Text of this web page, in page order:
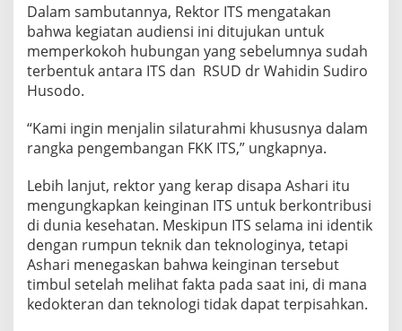
A
N
D
A
N
S
E
H
T
A
N
Dalam sambutannya, Rektor ITS mengatakan
bahwa kegiatan audiensi ini ditujukan untuk
memperkokoh hubungan yang sebelumnya sudah
terbentuk antara ITS dan RSUD dr Wahidin Sudiro
Husodo.
“Kami ingin menjalin silaturahmi khususnya dalam
rangka pengembangan FKK ITS,” ungkapnya.
Lebih lanjut, rektor yang kerap disapa Ashari itu
mengungkapkan keinginan ITS untuk berkontribusi
di dunia kesehatan. Meskipun ITS selama ini identik
dengan rumpun teknik dan teknologinya, tetapi
Ashari menegaskan bahwa keinginan tersebut
timbul setelah melihat fakta pada saat ini, di mana
kedokteran dan teknologi tidak dapat terpisahkan.